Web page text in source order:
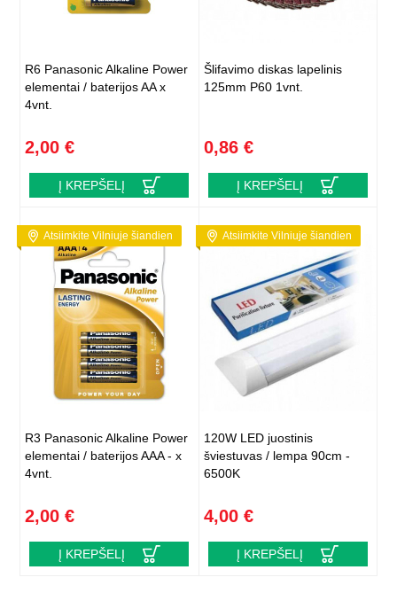
R6 Panasonic Alkaline Power
elementai / baterijos AA x
4vnt.
2,00 €
Į KREPŠELĮ
Šlifavimo diskas lapelinis
125mm P60 1vnt.
0,86 €
Į KREPŠELĮ
Atsiimkite Vilniuje šiandien
R3 Panasonic Alkaline Power
elementai / baterijos AAA - x
4vnt.
2,00 €
Į KREPŠELĮ
Atsiimkite Vilniuje šiandien
120W LED juostinis
šviestuvas / lempa 90cm -
6500K
4,00 €
Į KREPŠELĮ